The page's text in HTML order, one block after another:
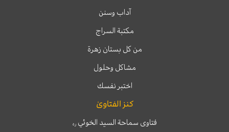
آداب وسنن
مكتبة السراج
من كل بستان زهرة
مشاكل وحلول
اختبر نفسك
كنز الفتاوىٰ
فتاوى سماحة السيد الخوئيره